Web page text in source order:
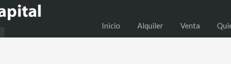
Inicio Alquiler Venta